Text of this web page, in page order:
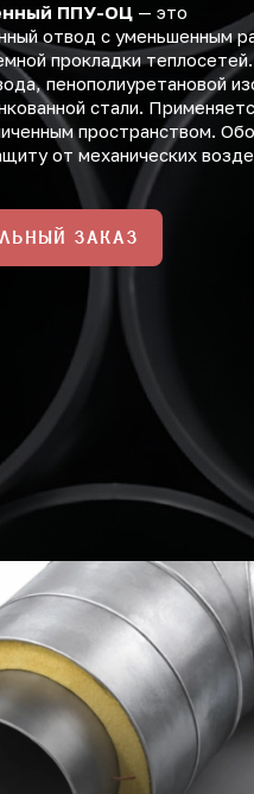
ППУ-ОЦ — это
отвод с уменьшенным
прокладки
пенополиуретановой
стали.
пространством.
от механических
ЗАКАЗ